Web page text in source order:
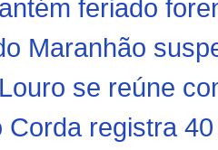
feriado
Maranhão
se reúne
Corda registra